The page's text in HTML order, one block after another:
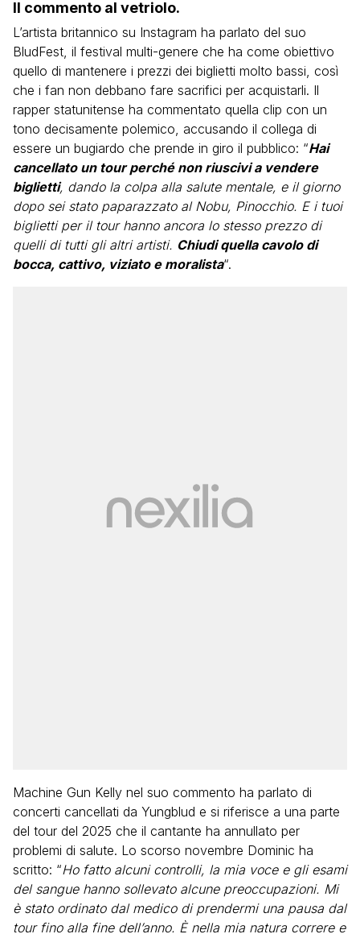
Il commento al vetriolo.
L’artista britannico su Instagram ha parlato del suo
BludFest, il festival multi-genere che ha come obiettivo
quello di mantenere i prezzi dei biglietti molto bassi, così
che i fan non debbano fare sacrifici per acquistarli. Il
rapper statunitense ha commentato quella clip con un
tono decisamente polemico, accusando il collega di
essere un bugiardo che prende in giro il pubblico: “Hai
cancellato un tour perché non riuscivi a vendere
biglietti, dando la colpa alla salute mentale, e il giorno
dopo sei stato paparazzato al Nobu, Pinocchio. E i tuoi
biglietti per il tour hanno ancora lo stesso prezzo di
quelli di tutti gli altri artisti. Chiudi quella cavolo di
bocca, cattivo, viziato e moralista“.
Machine Gun Kelly nel suo commento ha parlato di
concerti cancellati da Yungblud e si riferisce a una parte
del tour del 2025 che il cantante ha annullato per
problemi di salute. Lo scorso novembre Dominic ha
scritto: “Ho fatto alcuni controlli, la mia voce e gli esami
del sangue hanno sollevato alcune preoccupazioni. Mi
è stato ordinato dal medico di prendermi una pausa dal
tour fino alla fine dell’anno. È nella mia natura correre e